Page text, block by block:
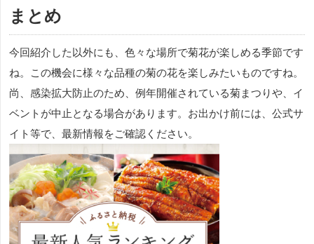
まとめ
今回紹介した以外にも、色々な場所で菊花が楽しめる季節です
ね。この機会に様々な品種の菊の花を楽しみたいものですね。
尚、感染拡大防止のため、例年開催されている菊まつりや、イ
ベントが中止となる場合があります。お出かけ前には、公式サ
イト等で、最新情報をご確認ください。